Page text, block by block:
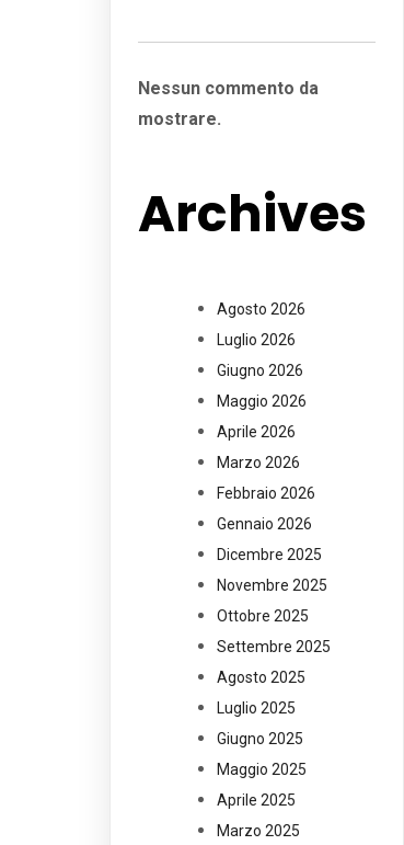
Nessun commento da
mostrare.
Archives
Agosto 2026
Luglio 2026
Giugno 2026
Maggio 2026
Aprile 2026
Marzo 2026
Febbraio 2026
Gennaio 2026
Dicembre 2025
Novembre 2025
Ottobre 2025
Settembre 2025
Agosto 2025
Luglio 2025
Giugno 2025
Maggio 2025
Aprile 2025
Marzo 2025